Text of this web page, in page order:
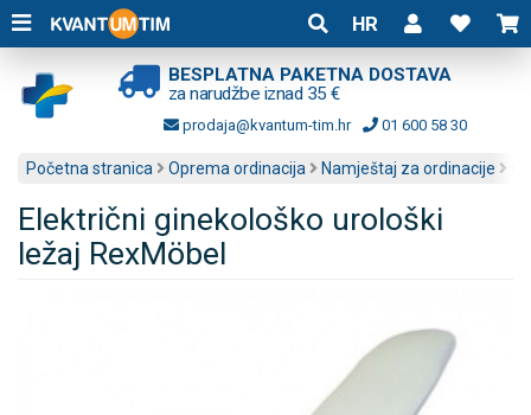
HR
BESPLATNA PAKETNA DOSTAVA
za narudžbe iznad 35 €
prodaja@kvantum-tim.hr 01 600 58 30
Početna stranica Oprema ordinacija Namještaj za ordinacije
Električni ginekološko urološki
ležaj RexMöbel